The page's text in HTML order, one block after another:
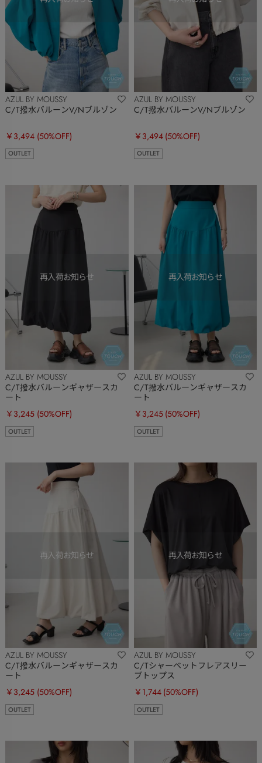
AZUL BY MOUSSY
C/T撥水バルーンV/Nブルゾン
￥3,494 (50%OFF)
OUTLET
AZUL BY MOUSSY
C/T撥水バルーンV/Nブルゾン
￥3,494 (50%OFF)
OUTLET
AZUL BY MOUSSY
C/T撥水バルーンギャザースカ
ート
￥3,245 (50%OFF)
OUTLET
AZUL BY MOUSSY
C/T撥水バルーンギャザースカ
ート
￥3,245 (50%OFF)
OUTLET
AZUL BY MOUSSY
C/T撥水バルーンギャザースカ
ート
￥3,245 (50%OFF)
OUTLET
AZUL BY MOUSSY
C/Tシャーベットフレアスリー
ブトップス
￥1,744 (50%OFF)
OUTLET